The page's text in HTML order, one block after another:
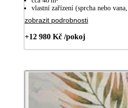
vlastní zařízení (sprcha nebo
zobrazit podrobnosti
+12 980 Kč /pokoj